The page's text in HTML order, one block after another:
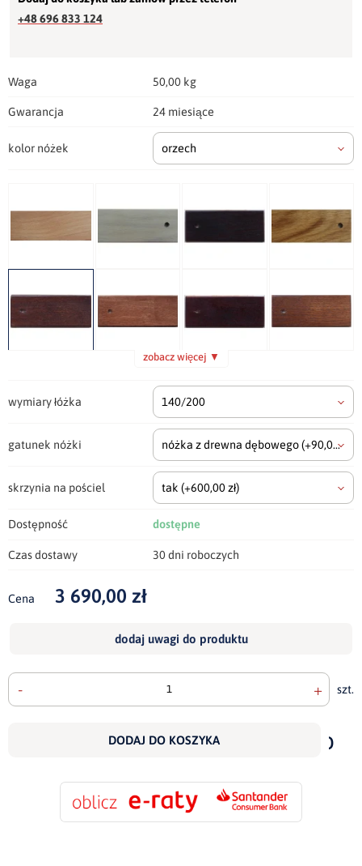
+48 696 833 124
Waga 50,00 kg
Gwarancja 24 miesiące
kolor nóżek orzech
zobacz więcej ▼
wymiary łóżka 140/200
gatunek nóżki nóżka z drewna dębowego(+90,00 zł)
skrzynia na pościel tak (+600,00 zł)
Dostępność dostępne
Czas dostawy 30 dni roboczych
Cena 3 690,00 zł
dodaj uwagi do produktu
- + szt.
DODAJ DO KOSZYKA
do